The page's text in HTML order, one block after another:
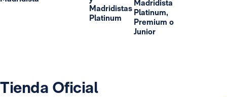
Madridistas
Platinum
Madridista
Platinum,
Premium o
Junior
Tienda Oficial